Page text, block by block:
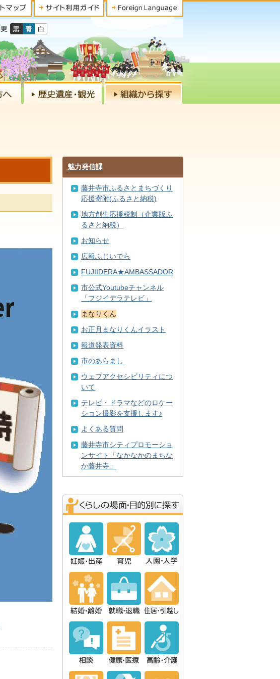
魅力発信課
藤井寺市ふるさとまちづくり
応援寄附(ふるさと納税)
地方創生応援税制（企業版ふ
るさと納税）
お知らせ
広報ふじいでら
FUJIIDERA★AMBASSADOR
市公式Youtubeチャンネル
「フジイデラテレビ」
まなりくん
お正月まなりくんイラスト
報道発表資料
市のあらまし
ウェブアクセシビリティにつ
いて
テレビ・ドラマなどのロケー
ション撮影を支援します♪
よくある質問
藤井寺市シティプロモーショ
ンサイト「なかなかのまちな
か藤井寺」